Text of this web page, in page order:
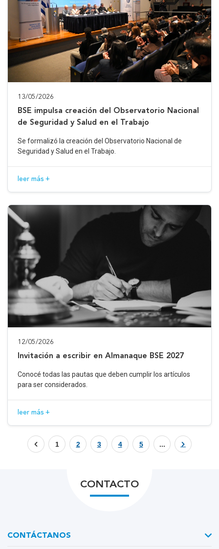
13/05/2026
BSE impulsa creación del Observatorio Nacional
de Seguridad y Salud en el Trabajo
Se formalizó la creación del Observatorio Nacional de
Seguridad y Salud en el Trabajo.
leer más +
12/05/2026
Invitación a escribir en Almanaque BSE 2027
Conocé todas las pautas que deben cumplir los artículos
para ser considerados.
leer más +
1 2 3 4 5 ...
CONTACTO
CONTÁCTANOS